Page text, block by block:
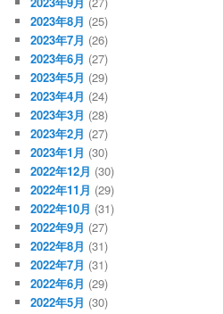
2023年8月 (25)
2023年7月 (26)
2023年6月 (27)
2023年5月 (29)
2023年4月 (24)
2023年3月 (28)
2023年2月 (27)
2023年1月 (30)
2022年12月 (30)
2022年11月 (29)
2022年10月 (31)
2022年9月 (27)
2022年8月 (31)
2022年7月 (31)
2022年6月 (29)
2022年5月 (30)